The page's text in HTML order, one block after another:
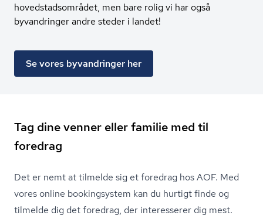
hovedstadsområdet, men bare rolig vi har også
byvandringer andre steder i landet!
Se vores byvandringer her
Tag dine venner eller familie med til
foredrag
Det er nemt at tilmelde sig et foredrag hos AOF. Med
vores online bookingsystem kan du hurtigt finde og
tilmelde dig det foredrag, der interesserer dig mest.